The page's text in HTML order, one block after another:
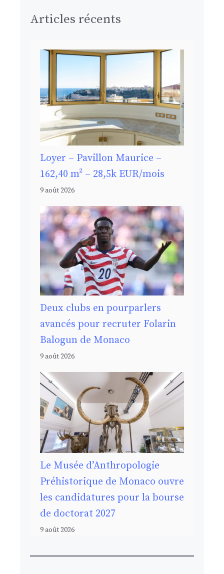
Articles récents
Loyer – Pavillon Maurice –
162,40 m² – 28,5k EUR/mois
9 août 2026
Deux clubs en pourparlers
avancés pour recruter Folarin
Balogun de Monaco
9 août 2026
Le Musée d’Anthropologie
Préhistorique de Monaco ouvre
les candidatures pour la bourse
de doctorat 2027
9 août 2026